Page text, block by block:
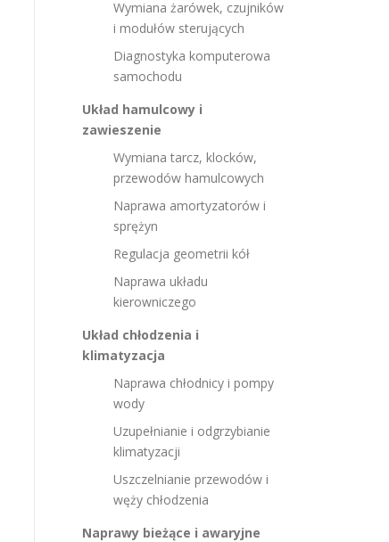
Wymiana żarówek, czujników
i modułów sterujących
Diagnostyka komputerowa
samochodu
Układ hamulcowy i
zawieszenie
Wymiana tarcz, klocków,
przewodów hamulcowych
Naprawa amortyzatorów i
sprężyn
Regulacja geometrii kół
Naprawa układu
kierowniczego
Układ chłodzenia i
klimatyzacja
Naprawa chłodnicy i pompy
wody
Uzupełnianie i odgrzybianie
klimatyzacji
Uszczelnianie przewodów i
węży chłodzenia
Naprawy bieżące i awaryjne